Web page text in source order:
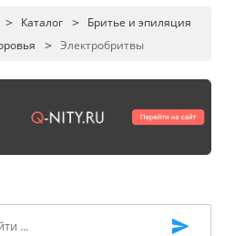
Каталог
Бритье и эпиляция
Электробритвы